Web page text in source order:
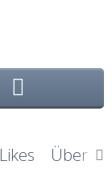
Likes Über